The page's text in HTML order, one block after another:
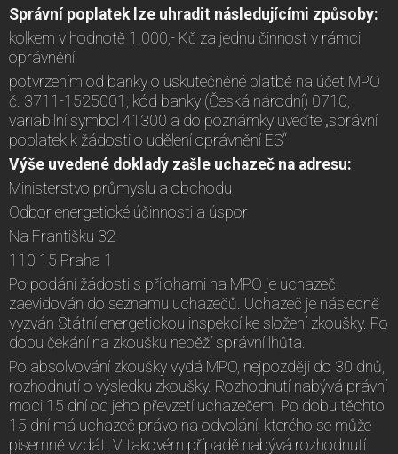
Správní poplatek lze uhradit následujícími způsoby:
kolkem v hodnotě 1.000,- Kč za jednu činnost v rámci
oprávnění
potvrzením od banky o uskutečněné platbě na účet MPO
č. 3711-1525001, kód banky (Česká národní) 0710,
variabilní symbol 41300 a do poznámky uveďte „správní
poplatek k žádosti o udělení oprávnění ES“
Výše uvedené doklady zašle uchazeč na adresu:
Ministerstvo průmyslu a obchodu
Odbor energetické účinnosti a úspor
Na Františku 32
110 15 Praha 1
Po podání žádosti s přílohami na MPO je uchazeč
zaevidován do seznamu uchazečů. Uchazeč je následně
vyzván Státní energetickou inspekcí ke složení zkoušky. Po
dobu čekání na zkoušku neběží správní lhůta.
Po absolvování zkoušky vydá MPO, nejpozději do 30 dnů,
rozhodnutí o výsledku zkoušky. Rozhodnutí nabývá právní
moci 15 dní od jeho převzetí uchazečem. Po dobu těchto
15 dní má uchazeč právo na odvolání, kterého se může
písemně vzdát. V takovém případě nabývá rozhodnutí